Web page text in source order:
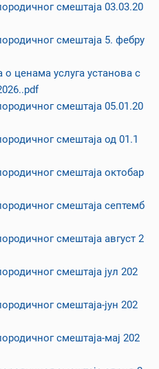
смештаја 03.03.20
смештаја 5. фебру
ценама услуга установа с
смештаја 05.01.20
смештаја од 01.1
смештаја октобар
смештаја септемб
смештаја август 2
смештаја јул 202
смештаја-јун 202
смештаја-мај 202